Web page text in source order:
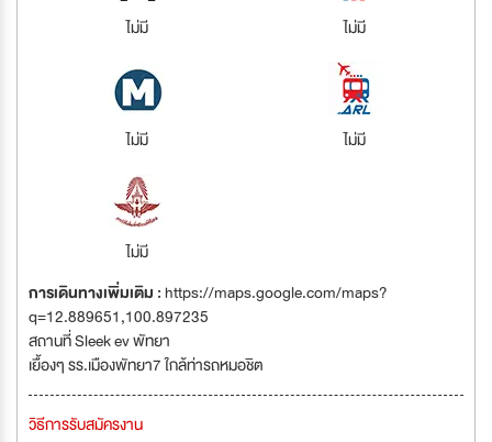
ไม่มี ไม่มี
ไม่มี ไม่มี
ไม่มี
การเดินทางเพิ่มเติม :https://maps.google.com/maps?
q=12.889651,100.897235
สถานที่ Sleek ev พัทยา
เยื้องๆ รร.เมืองพัทยา7 ใกล้ท่ารถหมอชิต
วิธีการรับสมัครงาน